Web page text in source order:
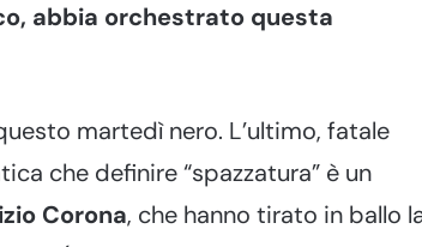
abbia orchestrato questa
martedì nero. L’ultimo, fatale
che definire “spazzatura” è un
Corona, che hanno tirato in ballo